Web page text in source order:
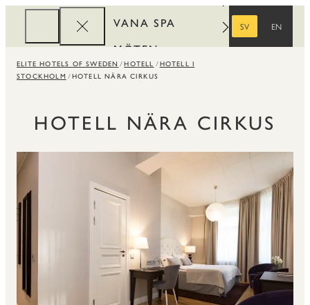
VANA SPA
MÖTEN
FÖRETAG
SV
EN
ELITE HOTELS OF SWEDEN HOTELL
HOTELL I
STOCKHOLM
HOTELL NÄRA CIRKUS
HOTELL NÄRA CIRKUS